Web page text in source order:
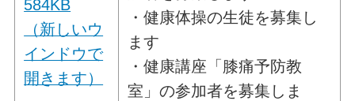
584KB
（新しいウ
インドウで
開きます）
・健康体操の生徒を募集し
ます
・健康講座「膝痛予防教
室」の参加者を募集しま